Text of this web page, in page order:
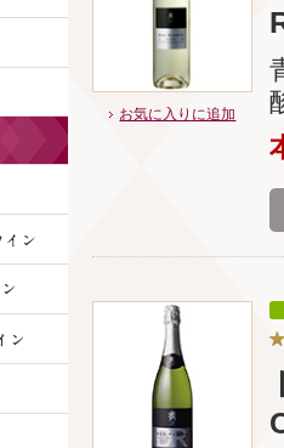
お気に入りに追加